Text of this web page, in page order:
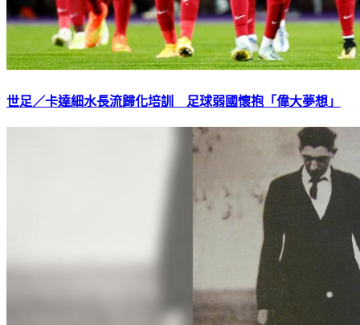
世足／卡達細水長流歸化培訓 足球弱國懷抱「偉大夢想」